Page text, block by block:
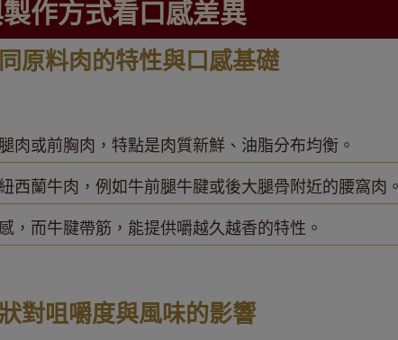
作方式看口感差異
原料肉的特性與口感基礎
肉或前胸肉，特點是肉質新鮮、油脂分布均衡。
西蘭牛肉，例如牛前腿牛腱或後大腿骨附近的腰窩肉。
，而牛腱帶筋，能提供嚼越久越香的特性。
對咀嚼度與風味的影響